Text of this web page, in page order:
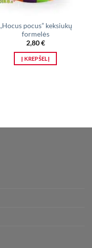
pocus” keksiukų
formelės
2,80€
Į KREPŠELĮ